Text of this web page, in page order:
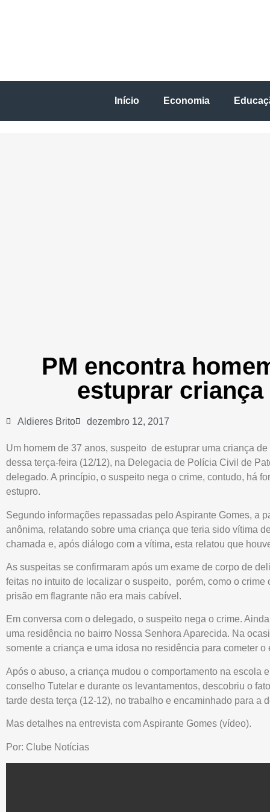
Início Economia
PM encontra
estuprar criança
Aldieres Brito dezembro 12, 2017
Um homem de 37 anos, suspeito de estuprar uma criança
dessa terça-feira (12/12), na Delegacia de Polícia Civil de
delegado. A princípio, o suspeito nega o crime, contudo, há
estupro.
Segundo informações repassadas pelo Aspirante Gomes, a
anônima, relatando sobre uma criança que teria sido vítima
chamada e, após diálogo com a vítima, esta relatou que
As suspeitas se confirmaram após um exame de corpo de
feitas no intuito de localizar o suspeito, porém, como o
prisão em flagrante não era mais cabível.
Em conversa com o delegado, o suspeito nega o crime.
uma residência no bairro Nossa Senhora Aparecida. Na
somente a criança e uma idosa no residência para cometer o
Após o abuso, a criança mudou o comportamento na escola
conselho Tutelar e durante os levantamentos, descobriu o
tarde desta terça (12-12), no trabalho e encaminhado para a
Mas detalhes na entrevista com Aspirante Gomes (vídeo).
Por: Clube Notícias